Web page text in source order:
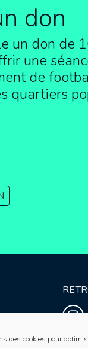
des cookies pour
don
un don de
une
de
quartiers